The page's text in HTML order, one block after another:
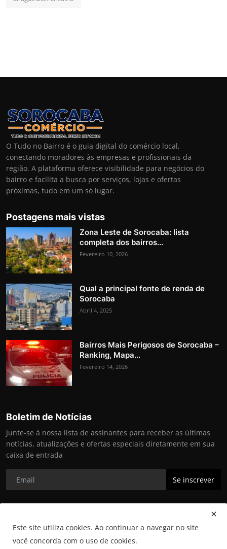
O Tudo no Bairro é o guia digital do comércio local,
conectando moradores às empresas e profissionais da
região. A plataforma oferece visibilidade para negócios do
bairro e facilita a busca por serviços, lojas e ofertas
próximas, tudo em um só lugar.
Postagens mais vistas
Zona Leste de Sorocaba: lista
completa dos bairros...
Fevereiro 10, 2026
Qual a principal fonte de renda de
Sorocaba
Abril 4, 2025
Bairros Mais Perigosos de Sorocaba –
Ranking, Mapa...
Fevereiro 14, 2026
Boletim de Notícias
Junte-se à nossa lista de assinantes para receber as últimas
notícias, atualizações e ofertas especiais diretamente em sua
caixa de entrada
Se inscrever
Este site utiliza cookies. Ao continuar a navegar no site
você concorda com o uso de cookies.